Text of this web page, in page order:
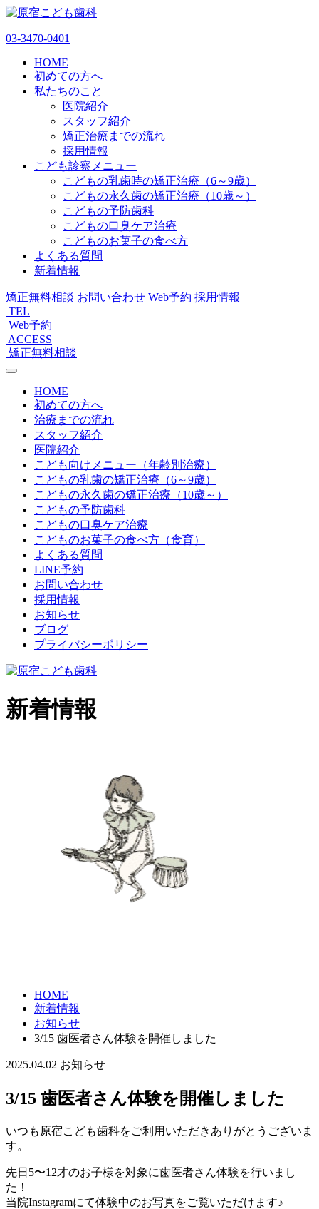
03-3470-0401
HOME
初めての方へ
私たちのこと
医院紹介
スタッフ紹介
矯正治療までの流れ
採用情報
こども診察メニュー
こどもの乳歯時の矯正治療（6～9歳）
こどもの永久歯の矯正治療（10歳～）
こどもの予防歯科
こどもの口臭ケア治療
こどものお菓子の食べ方
よくある質問
新着情報
矯正無料相談 お問い合わせ Web予約 採用情報
TEL
Web予約
ACCESS
矯正無料相談
HOME
初めての方へ
治療までの流れ
スタッフ紹介
医院紹介
こども向けメニュー（年齢別治療）
こどもの乳歯の矯正治療（6～9歳）
こどもの永久歯の矯正治療（10歳～）
こどもの予防歯科
こどもの口臭ケア治療
こどものお菓子の食べ方（食育）
よくある質問
LINE予約
お問い合わせ
採用情報
お知らせ
ブログ
プライバシーポリシー
新着情報
HOME
新着情報
お知らせ
3/15 歯医者さん体験を開催しました
2025.04.02 お知らせ
3/15 歯医者さん体験を開催しました
いつも原宿こども歯科をご利用いただきありがとうございま
す。
先日5〜12才のお子様を対象に歯医者さん体験を行いまし
た！
当院Instagramにて体験中のお写真をご覧いただけます♪